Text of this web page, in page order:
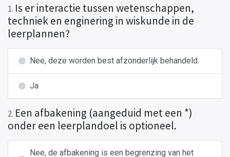
1. Is er interactie tussen wetenschappen,
techniek en enginering in wiskunde in de
leerplannen?
Nee, deze worden best afzonderlijk behandeld.
Ja
2. Een afbakening (aangeduid met een *)
onder een leerplandoel is optioneel.
Nee, de afbakening is een begrenzing van het